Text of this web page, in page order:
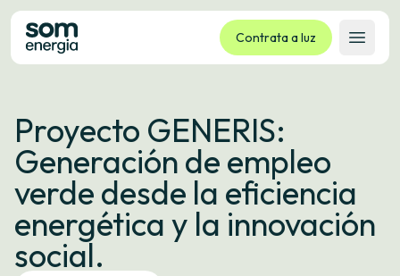
Contrata a luz
Abrir
Tarifas
Servizos
Empresas
La cooperativa
Contacto
Trámites
Proyecto GENERIS:
Generación de empleo
verde desde la eficiencia
energética y la innovación
social.